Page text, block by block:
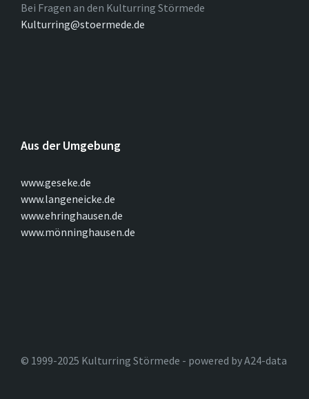
Bei Fragen an den Kulturring Störmede
Kulturring@stoermede.de
Aus der Umgebung
www.geseke.de
www.langeneicke.de
www.ehringhausen.de
www.mönninghausen.de
© 1999-2025 Kulturring Störmede - powered by A24-data